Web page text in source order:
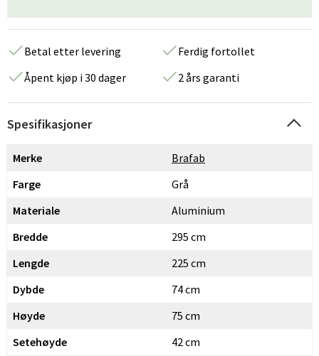
Betal etter levering
Ferdig fortollet
Åpent kjøp i 30 dager
2 års garanti
Spesifikasjoner
Merke
Brafab
Farge
Grå
Materiale
Aluminium
Bredde
295 cm
Lengde
225 cm
Dybde
74 cm
Høyde
75 cm
Setehøyde
42 cm